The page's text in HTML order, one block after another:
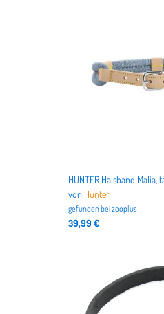
von Hunter
gefunden beizooplus
39,99 €